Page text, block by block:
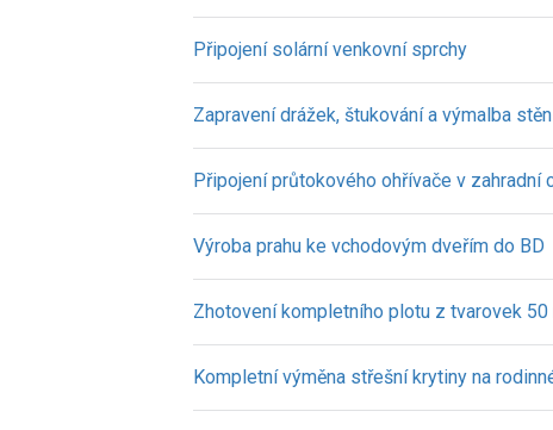
Připojení solární venkovní sprchy
Zapravení drážek, štukování a výmalba stěn
Připojení průtokového ohřívače v zahradní
Výroba prahu ke vchodovým dveřím do BD
Zhotovení kompletního plotu z tvarovek
Kompletní výměna střešní krytiny na